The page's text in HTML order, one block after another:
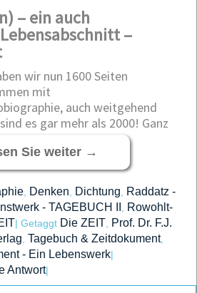
– ein auch
–
wir nun 1600 Seiten
mit
auch weitgehend
es gar mehr als 2000! Ganz
Sie weiter →
Denken Dichtung
Raddatz -
- TAGEBUCH II
Rowohlt-
| Getaggt Die ZEIT Prof. Dr. F.J.
Tagebuch & Zeitdokument,
- Ein Lebenswerk|
Antwort|